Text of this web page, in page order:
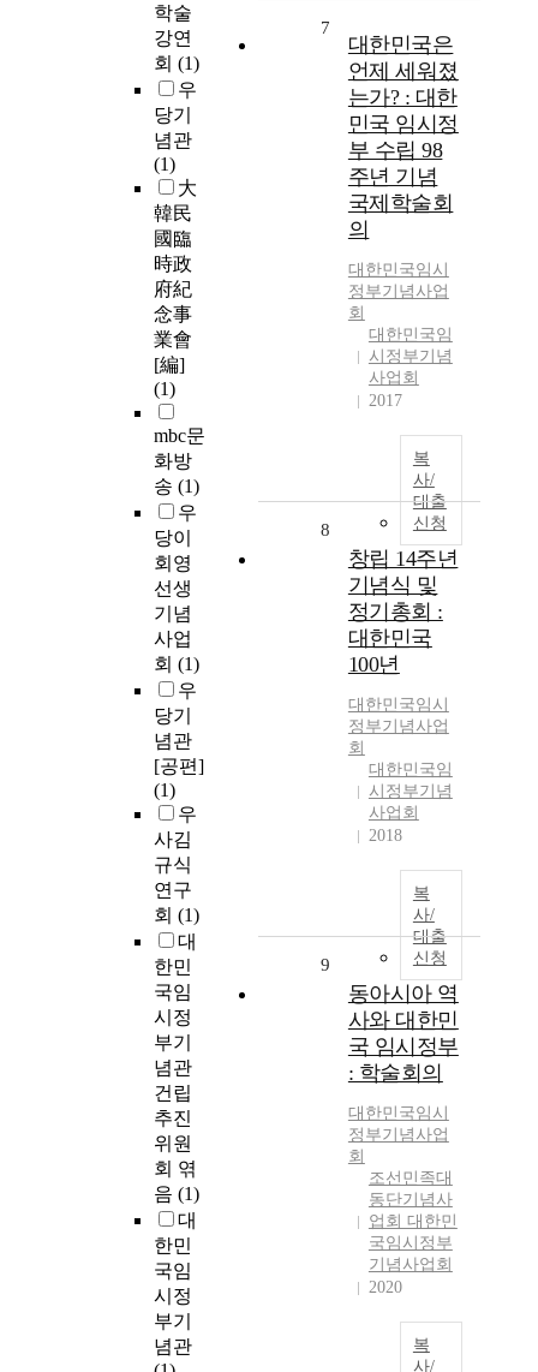
학술
강연
회 (1)
우
당기
념관
(1)
大
韓民
國臨
時政
府紀
念事
業會
[編]
(1)
mbc문
화방
송 (1)
우
당이
회영
선생
기념
사업
회 (1)
우
당기
념관
[공편]
(1)
우
사김
규식
연구
회 (1)
대
한민
국임
시정
부기
념관
건립
추진
위원
회 엮
음 (1)
대
한민
국임
시정
부기
념관
7
대한민국은
언제 세워졌
는가? : 대한
민국 임시정
부 수립 98
주년 기념
국제학술회
의
대한민국임시
정부기념사업
회
대한민국임
시정부기념
사업회
2017
복
사/
대출
신청
8
창립 14주년
기념식 및
정기총회 :
대한민국
100년
대한민국임시
정부기념사업
회
대한민국임
시정부기념
사업회
2018
복
사/
대출
신청
9
동아시아 역
사와 대한민
국 임시정부
: 학술회의
대한민국임시
정부기념사업
회
조선민족대
동단기념사
업회 대한민
국임시정부
기념사업회
2020
복
사/